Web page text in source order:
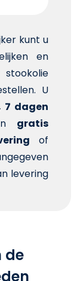
kunt u
en
U
7 dagen
gratis
of
levering
de